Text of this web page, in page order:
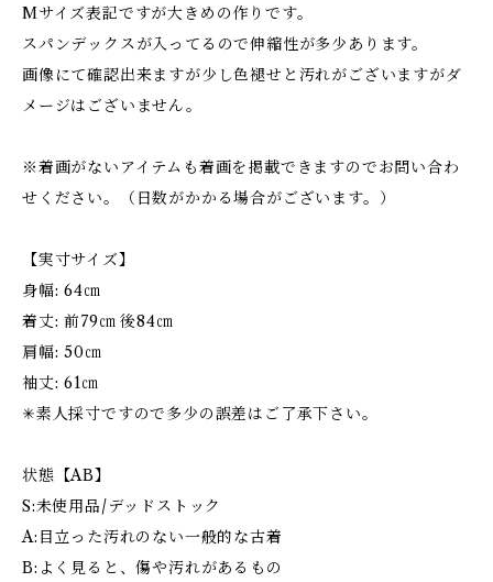
Mサイズ表記ですが大きめの作りです。
スパンデックスが入ってるので伸縮性が多少あります。
画像にて確認出来ますが少し色褪せと汚れがございますがダ
メージはございません。
※着画がないアイテムも着画を掲載できますのでお問い合わ
せください。（日数がかかる場合がございます。）
【実寸サイズ】
身幅: 64㎝
着丈: 前79㎝ 後84㎝
肩幅: 50㎝
袖丈: 61㎝
✳︎素人採寸ですので多少の誤差はご了承下さい。
状態【AB】
S:未使用品/デッドストック
A:目立った汚れのない一般的な古着
B:よく見ると、傷や汚れがあるもの